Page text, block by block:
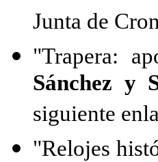
Junta de
"Trapera:
Sánchez y
siguiente
"Relojes